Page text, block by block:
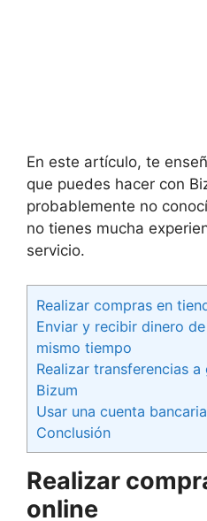
En este artículo, te
que puedes hacer con
probablemente no
no tienes mucha
servicio.
Realizar compras en
Enviar y recibir dinero
mismo tiempo
Realizar transferencias
Bizum
Usar una cuenta
Conclusión
Realizar
online